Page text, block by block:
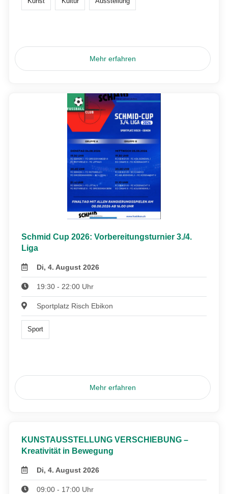
Mehr erfahren
Schmid Cup 2026: Vorbereitungsturnier 3./4.
Liga
Di, 4. August 2026
19:30 - 22:00 Uhr
Sportplatz Risch Ebikon
Sport
Mehr erfahren
KUNSTAUSSTELLUNG VERSCHIEBUNG –
Kreativität in Bewegung
Di, 4. August 2026
09:00 - 17:00 Uhr